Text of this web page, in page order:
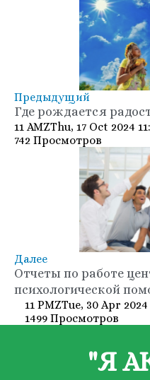
Предыдущий
Где рождается
11 AMZThu, 17 Oct 2024
742 Просмотров
Далее
Отчеты по работе
психологической
11 PMZTue, 30 Apr
1499 Просмотров
"Я